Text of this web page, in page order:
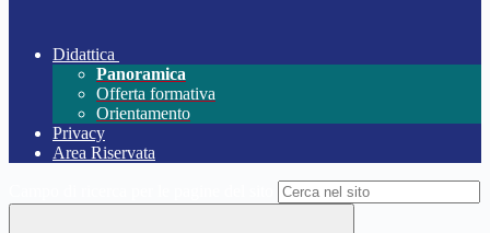
Didattica
Panoramica
Offerta formativa
Orientamento
Privacy
Area Riservata